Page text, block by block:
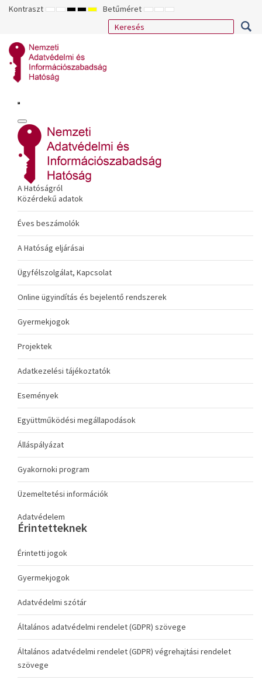
Kontraszt ALAPÉRTELMEZETT
ÉJSZAKAI
NAGY
KONTRASZTÚ
NAGY
KONTRASZTÚ
NAGY
KONTRASZTÚ
SÁRGA
FEKETE
Betűméret KISEBB
BETŰTÍPUS
ALAPÉRTELMEZETT
BETŰMÉRET
NAGYOBB
BETŰMÉRET
A Hatóságról
Közérdekű adatok
Éves beszámolók
A Hatóság eljárásai
Ügyfélszolgálat, Kapcsolat
Online ügyindítás és bejelentő rendszerek
Gyermekjogok
Projektek
Adatkezelési tájékoztatók
Események
Együttműködési megállapodások
Álláspályázat
Gyakornoki program
Üzemeltetési információk
Adatvédelem
Érintetteknek
Érintetti jogok
Gyermekjogok
Adatvédelmi szótár
Általános adatvédelmi rendelet (GDPR) szövege
Általános adatvédelmi rendelet (GDPR) végrehajtási rendelet
szövege